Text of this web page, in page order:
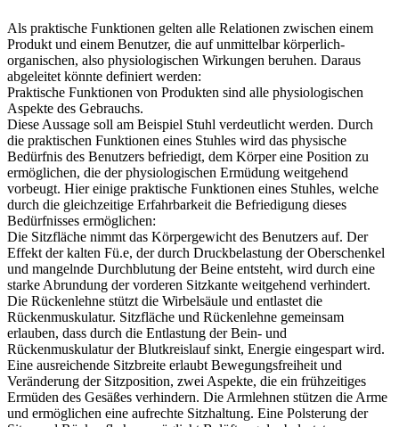
Als praktische Funktionen gelten alle Relationen zwischen einem
Produkt und einem Benutzer, die auf unmittelbar körperlich-
organischen, also physiologischen Wirkungen beruhen. Daraus
abgeleitet könnte definiert werden:
Praktische Funktionen von Produkten sind alle physiologischen
Aspekte des Gebrauchs.
Diese Aussage soll am Beispiel Stuhl verdeutlicht werden. Durch
die praktischen Funktionen eines Stuhles wird das physische
Bedürfnis des Benutzers befriedigt, dem Körper eine Position zu
ermöglichen, die der physiologischen Ermüdung weitgehend
vorbeugt. Hier einige praktische Funktionen eines Stuhles, welche
durch die gleichzeitige Erfahrbarkeit die Befriedigung dieses
Bedürfnisses ermöglichen:
Die Sitzfläche nimmt das Körpergewicht des Benutzers auf. Der
Effekt der kalten Fü.e, der durch Druckbelastung der Oberschenkel
und mangelnde Durchblutung der Beine entsteht, wird durch eine
starke Abrundung der vorderen Sitzkante weitgehend verhindert.
Die Rückenlehne stützt die Wirbelsäule und entlastet die
Rückenmuskulatur. Sitzfläche und Rückenlehne gemeinsam
erlauben, dass durch die Entlastung der Bein- und
Rückenmuskulatur der Blutkreislauf sinkt, Energie eingespart wird.
Eine ausreichende Sitzbreite erlaubt Bewegungsfreiheit und
Veränderung der Sitzposition, zwei Aspekte, die ein frühzeitiges
Ermüden des Gesäßes verhindern. Die Armlehnen stützen die Arme
und ermöglichen eine aufrechte Sitzhaltung. Eine Polsterung der